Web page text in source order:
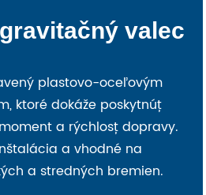
valec
plastovo-oceľovým
ktoré dokáže poskytnúť
a rýchlosť dopravy.
a vhodné na
a stredných bremien.